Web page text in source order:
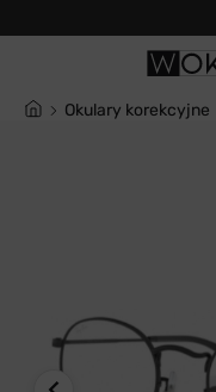
Okulary korekcyjne